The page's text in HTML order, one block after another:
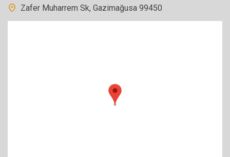
Zafer Muharrem Sk, Gazimağusa 99450